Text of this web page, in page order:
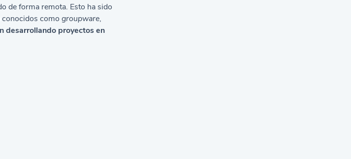
de forma remota. Esto ha sido
conocidos comogroupware,
desarrollando proyectos en